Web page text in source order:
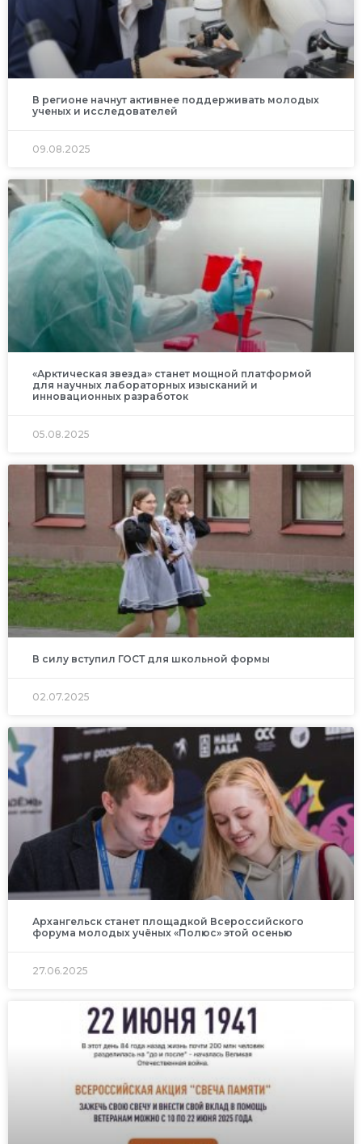
В регионе начнут активнее поддерживать молодых
ученых и исследователей
09.08.2025
«Арктическая звезда» станет мощной платформой
для научных лабораторных изысканий и
инновационных разработок
05.08.2025
В силу вступил ГОСТ для школьной формы
02.07.2025
Архангельск станет площадкой Всероссийского
форума молодых учёных «Полюс» этой осенью
27.06.2025